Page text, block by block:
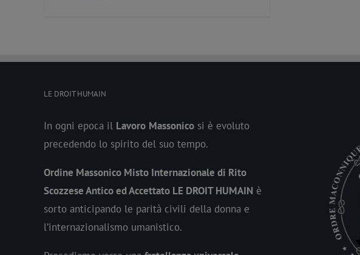
LE DROIT HUMAIN
In ogni epoca il Lavoro Massonico si è evoluto
precedendo lo spirito del suo tempo.
Ordine Massonico Misto Internazionale di Rito
Scozzese Antico ed Accettato LE DROIT HUMAIN è
sorto anticipando le parità civili della donna e
l’internazionalismo umanistico.